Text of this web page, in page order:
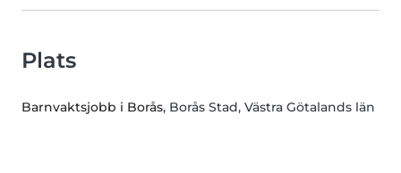
Plats
Barnvaktsjobb i Borås, Borås Stad, Västra Götalands län